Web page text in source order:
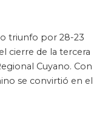
triunfo por 28-23
cierre de la tercera
Cuyano. Con
se convirtió en el